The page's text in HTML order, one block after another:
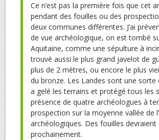
Ce n’est pas la première fois que cet
pendant des fouilles ou des
deux communes différentes. J’ai
de vue archéologique, on est tombé
Aquitaine, comme une sépulture à
trouvé aussi le plus grand javelot de
plus de 2 mètres, ou encore le plus
du bronze. Les Landes sont une
a gelé les terrains et protégé tous les
présence de quatre archéologues à
prospection sur la moyenne vallée de
archéologiques. Des fouilles
prochainement.